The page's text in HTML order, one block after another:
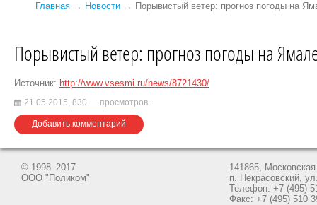
Главная → Новости → Порывистый ветер: прогноз погоды на
Порывистый ветер: прогноз погоды на
Источник: http://www.vsesmi.ru/news/8721430/
21.05.2015, 830 просмотров.
Добавить комментарий
© 1998–2017
ООО "Поликом"
141865,
п. Некрасовский,
Телефон: +7 (495)
Факс: +7 (495) 510